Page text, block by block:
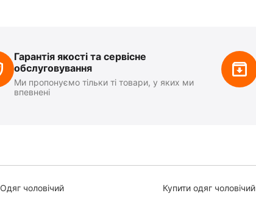
Гарантія якості та сервісне
обслуговування
Ми пропонуємо тільки ті товари, у яких ми
впевнені
Одяг чоловічий Купити одяг чоловічий